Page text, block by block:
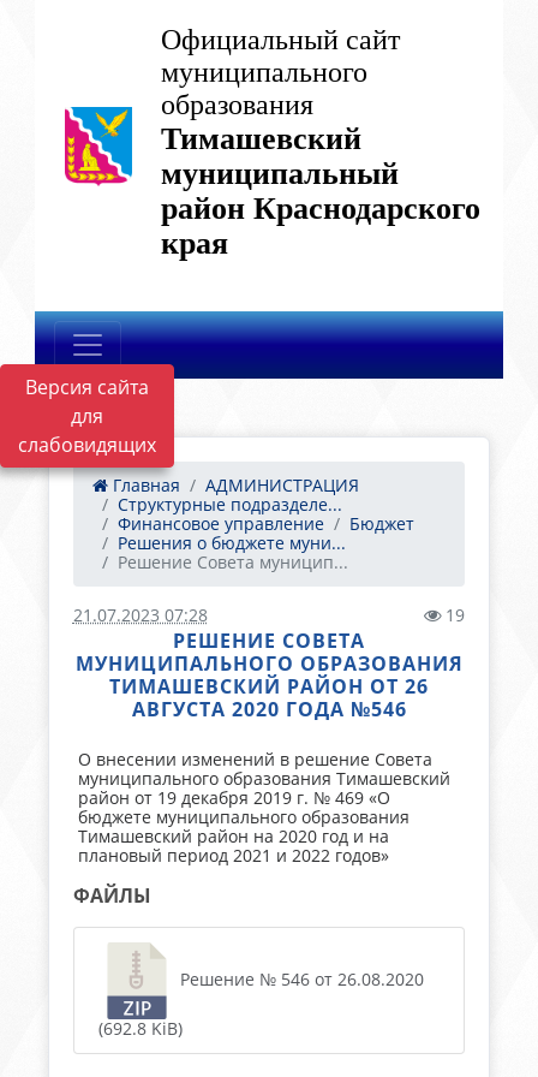
Версия сайта
для
слабовидящих
Официальный сайт
муниципального
образования
Тимашевский
муниципальный
район Краснодарского
края
Главная
АДМИНИСТРАЦИЯ
Структурные подразделе...
Финансовое управление
Бюджет
Решения о бюджете муни...
Решение Совета муницип...
21.07.2023 07:28 19
РЕШЕНИЕ СОВЕТА
МУНИЦИПАЛЬНОГО ОБРАЗОВАНИЯ
ТИМАШЕВСКИЙ РАЙОН ОТ 26
АВГУСТА 2020 ГОДА №546
О внесении изменений в решение Совета
муниципального образования Тимашевский
район от 19 декабря 2019 г. № 469 «О
бюджете муниципального образования
Тимашевский район на 2020 год и на
плановый период 2021 и 2022 годов»
ФАЙЛЫ
Решение № 546 от 26.08.2020
(692.8 KiB)